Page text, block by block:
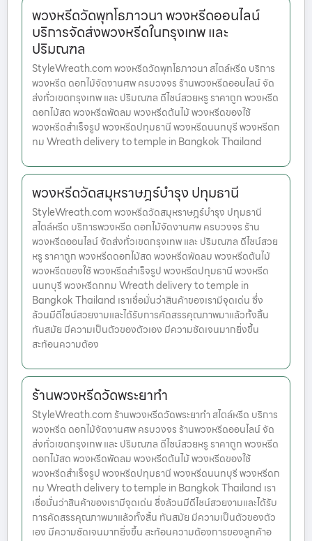
พวงหรีดวัดพุทโธภาวนา พวงหรีดออนไลน์
บริการจัดส่งพวงหรีดในกรุงเทพ และ
ปริมณฑล
StyleWreath.com พวงหรีดวัดพุทโธภาวนา สไตล์หรีด บริการ
พวงหรีด ดอกไม้จัดงานศพ ครบวงจร ร้านพวงหรีดออนไลน์ จัด
ส่งทั่วเขตกรุงเทพ และ ปริมณฑล ดีไซน์สวยหรู ราคาถูก พวงหรีด
ดอกไม้สด พวงหรีดพัดลม พวงหรีดต้นไม้ พวงหรีดของใช้
พวงหรีดสำเร็จรูป พวงหรีดปทุมธานี พวงหรีดนนทบุรี พวงหรีดก
ทม Wreath delivery to temple in Bangkok Thailand
พวงหรีดวัดสมุหราษฎร์บำรุง ปทุมธานี
StyleWreath.com พวงหรีดวัดสมุหราษฎร์บำรุง ปทุมธานี
สไตล์หรีด บริการพวงหรีด ดอกไม้จัดงานศพ ครบวงจร ร้าน
พวงหรีดออนไลน์ จัดส่งทั่วเขตกรุงเทพ และ ปริมณฑล ดีไซน์สวย
หรู ราคาถูก พวงหรีดดอกไม้สด พวงหรีดพัดลม พวงหรีดต้นไม้
พวงหรีดของใช้ พวงหรีดสำเร็จรูป พวงหรีดปทุมธานี พวงหรีด
นนทบุรี พวงหรีดกทม Wreath delivery to temple in
Bangkok Thailand เราเชื่อมั่นว่าสินค้าของเรามีจุดเด่น ซึ่ง
ล้วนมีดีไซน์สวยงามและได้รับการคัดสรรคุณภาพมาแล้วทั้งสิ้น
ทันสมัย มีความเป็นตัวของตัวเอง มีความชัดเจนมากยิ่งขึ้น
สะท้อนความต้อง
ร้านพวงหรีดวัดพระยาทำ
StyleWreath.com ร้านพวงหรีดวัดพระยาทำ สไตล์หรีด บริการ
พวงหรีด ดอกไม้จัดงานศพ ครบวงจร ร้านพวงหรีดออนไลน์ จัด
ส่งทั่วเขตกรุงเทพ และ ปริมณฑล ดีไซน์สวยหรู ราคาถูก พวงหรีด
ดอกไม้สด พวงหรีดพัดลม พวงหรีดต้นไม้ พวงหรีดของใช้
พวงหรีดสำเร็จรูป พวงหรีดปทุมธานี พวงหรีดนนทบุรี พวงหรีดก
ทม Wreath delivery to temple in Bangkok Thailand เรา
เชื่อมั่นว่าสินค้าของเรามีจุดเด่น ซึ่งล้วนมีดีไซน์สวยงามและได้รับ
การคัดสรรคุณภาพมาแล้วทั้งสิ้น ทันสมัย มีความเป็นตัวของตัว
เอง มีความชัดเจนมากยิ่งขึ้น สะท้อนความต้องการของลูกค้าอ